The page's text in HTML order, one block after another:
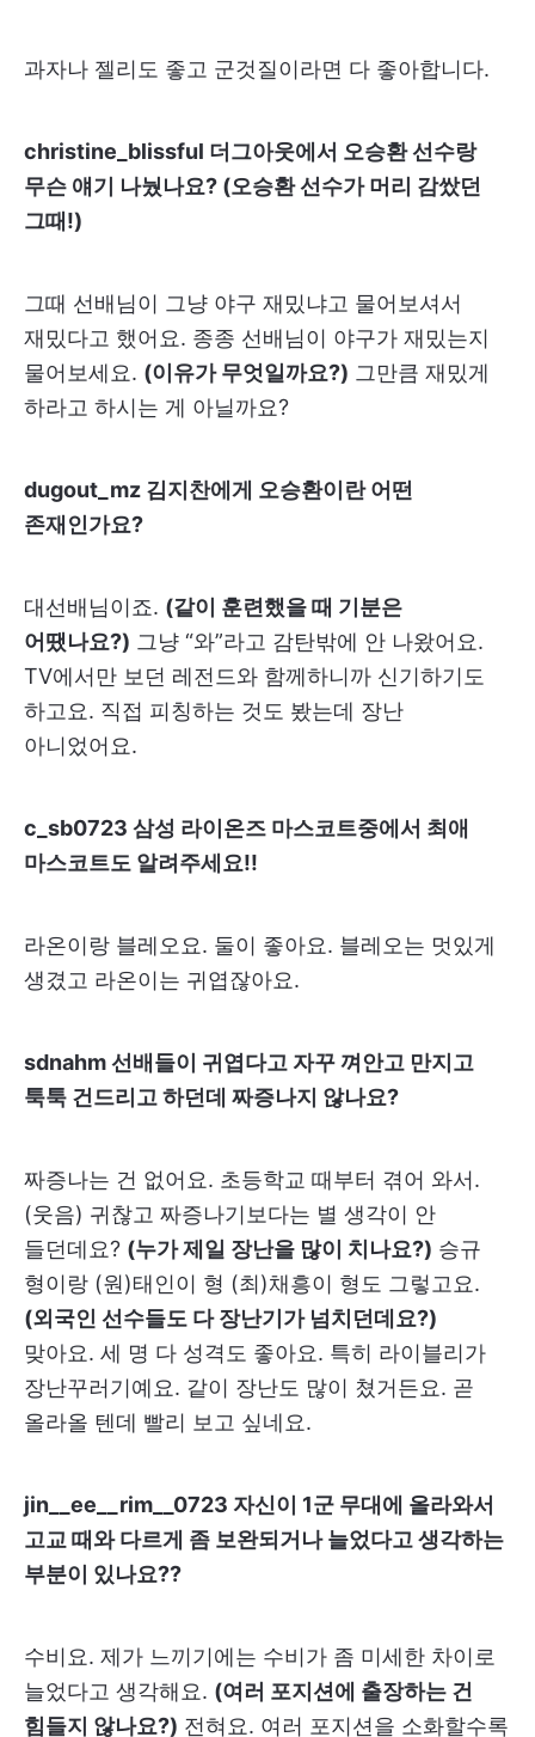
과자나 젤리도 좋고 군것질이라면 다 좋아합니다.
christine_blissful 더그아웃에서 오승환 선수랑
무슨 얘기 나눴나요? (오승환 선수가 머리 감쌌던
그때!)
그때 선배님이 그냥 야구 재밌냐고 물어보셔서
재밌다고 했어요. 종종 선배님이 야구가 재밌는지
물어보세요. (이유가 무엇일까요?) 그만큼 재밌게
하라고 하시는 게 아닐까요?
dugout_mz 김지찬에게 오승환이란 어떤
존재인가요?
대선배님이죠. (같이 훈련했을 때 기분은
어땠나요?) 그냥 “와”라고 감탄밖에 안 나왔어요.
TV에서만 보던 레전드와 함께하니까 신기하기도
하고요. 직접 피칭하는 것도 봤는데 장난
아니었어요.
c_sb0723 삼성 라이온즈 마스코트중에서 최애
마스코트도 알려주세요!!
라온이랑 블레오요. 둘이 좋아요. 블레오는 멋있게
생겼고 라온이는 귀엽잖아요.
sdnahm 선배들이 귀엽다고 자꾸 껴안고 만지고
툭툭 건드리고 하던데 짜증나지 않나요?
짜증나는 건 없어요. 초등학교 때부터 겪어 와서.
(웃음) 귀찮고 짜증나기보다는 별 생각이 안
들던데요? (누가 제일 장난을 많이 치나요?) 승규
형이랑 (원)태인이 형 (최)채흥이 형도 그렇고요.
(외국인 선수들도 다 장난기가 넘치던데요?)
맞아요. 세 명 다 성격도 좋아요. 특히 라이블리가
장난꾸러기예요. 같이 장난도 많이 쳤거든요. 곧
올라올 텐데 빨리 보고 싶네요.
jin__ee__rim__0723 자신이 1군 무대에 올라와서
고교 때와 다르게 좀 보완되거나 늘었다고 생각하는
부분이 있나요??
수비요. 제가 느끼기에는 수비가 좀 미세한 차이로
늘었다고 생각해요. (여러 포지션에 출장하는 건
힘들지 않나요?) 전혀요. 여러 포지션을 소화할수록